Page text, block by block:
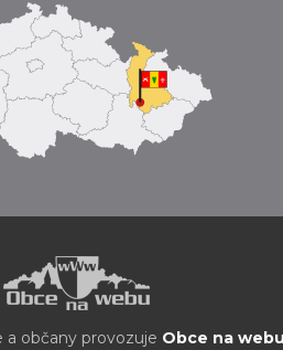
a občany provozuje Obce na